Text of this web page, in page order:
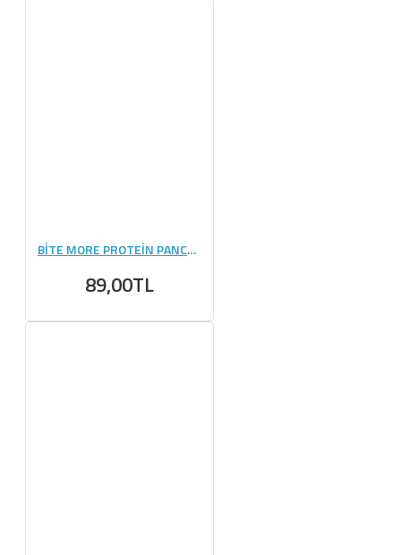
BİTE MORE PROTEİN PANCAKE (50 GR) - 1 ADET
89,00TL